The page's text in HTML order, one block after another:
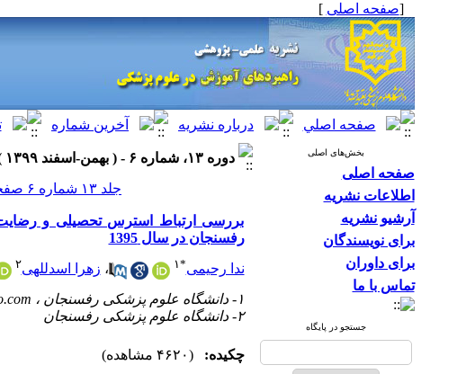
[صفحه اصلی ]
بخش‌های اصلی
صفحه اصلی
اطلاعات نشریه
آرشیو نشریه
برای نویسندگان
برای داوران
تماس با ما
جستجو در پایگاه
دوره ۱۳، شماره ۶ - ( بهمن-اسفند ۱۳۹۹ )
جلد ۱۳ شماره ۶ صفحات ۶۵۵-۶۴۹
بررسی ارتباط استرس تحصیلی و
رفسنجان در سال 1395
ندا رحیمی*۱ ، زهرا اسدللهی۲
۱- دانشگاه علوم پزشکی رفسنجان ،
۲- دانشگاه علوم پزشکی رفسنجان
چکیده:
(۴۶۲۰ مشاهده)